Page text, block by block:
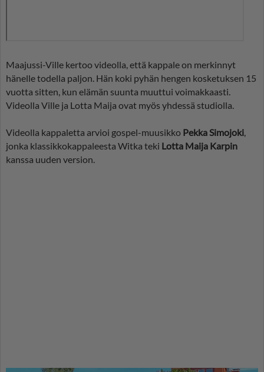
Maajussi-Ville kertoo videolla, että kappale on merkinnyt
hänelle todella paljon. Hän koki pyhän hengen kosketuksen 15
vuotta sitten, kun elämän suunta muuttui voimakkaasti.
Videolla Ville ja Lotta Maija ovat myös yhdessä studiolla.
Videolla kappaletta arvioi gospel-muusikko Pekka Simojoki,
jonka klassikkokappaleesta Witka teki Lotta Maija Karpin
kanssa uuden version.